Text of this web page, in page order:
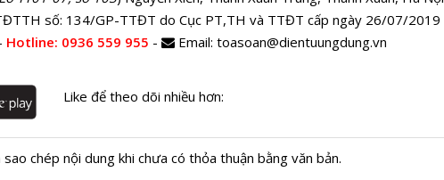
số: 134/GP-TTĐT do Cục PT,TH và TTĐT cấp ngày 26/07/2019
Hotline: 0936 559 955 - Email: toasoan@dientuungdung.vn
Like để theo dõi nhiều hơn:
sao chép nội dung khi chưa có thỏa thuận bằng văn bản.